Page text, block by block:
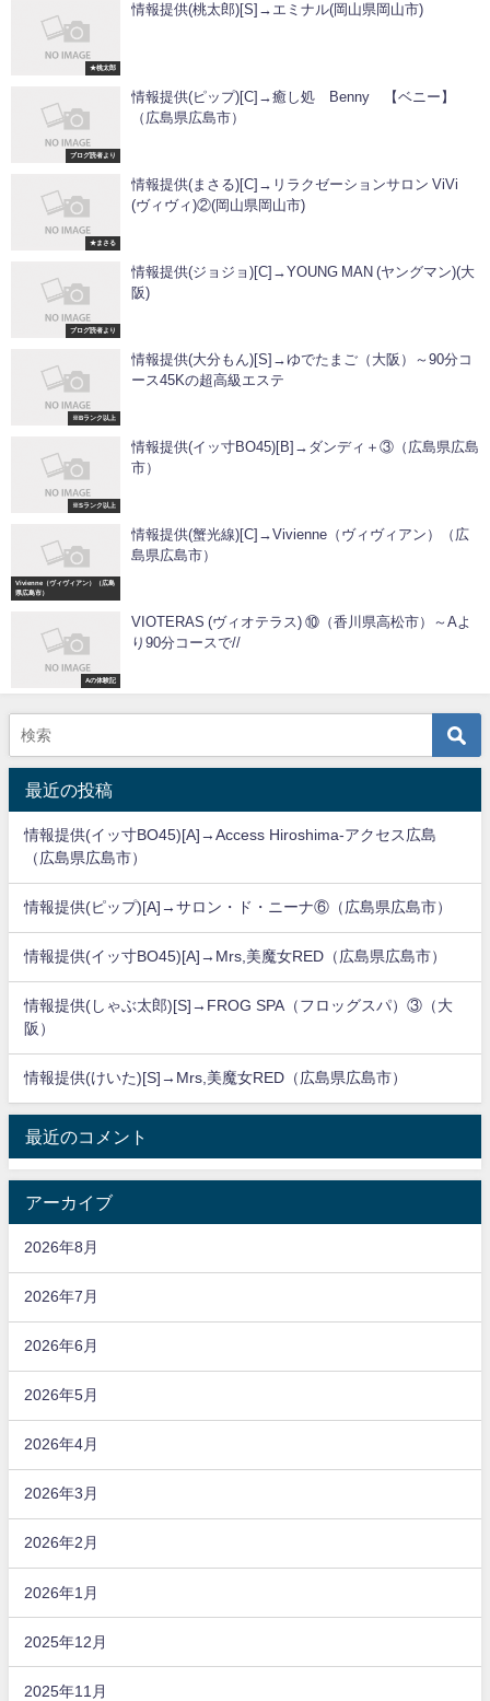
★桃太郎
情報提供(桃太郎)[S]→エミナル(岡山県岡山市)
ブログ読者より
情報提供(ピップ)[C]→癒し処 Benny 【ベニー】
（広島県広島市）
★まさる
情報提供(まさる)[C]→リラクゼーションサロン ViVi
(ヴィヴィ)②(岡山県岡山市)
ブログ読者より
情報提供(ジョジョ)[C]→YOUNG MAN (ヤングマン)(大
阪)
※Bランク以上
情報提供(大分もん)[S]→ゆでたまご（大阪）～90分コ
ース45Kの超高級エステ
※Sランク以上
情報提供(イッ寸BO45)[B]→ダンディ＋③（広島県広島
市）
Vivienne（ヴィヴィアン）（広島
県広島市）
情報提供(蟹光線)[C]→Vivienne（ヴィヴィアン）（広
島県広島市）
Aの体験記
VIOTERAS (ヴィオテラス) ⑩（香川県高松市）～Aよ
り90分コースで//
最近の投稿
情報提供(イッ寸BO45)[A]→Access Hiroshima-アクセス広島
（広島県広島市）
情報提供(ピップ)[A]→サロン・ド・ニーナ⑥（広島県広島市）
情報提供(イッ寸BO45)[A]→Mrs,美魔女RED（広島県広島市）
情報提供(しゃぶ太郎)[S]→FROG SPA（フロッグスパ）③（大
阪）
情報提供(けいた)[S]→Mrs,美魔女RED（広島県広島市）
最近のコメント
アーカイブ
2026年8月
2026年7月
2026年6月
2026年5月
2026年4月
2026年3月
2026年2月
2026年1月
2025年12月
2025年11月